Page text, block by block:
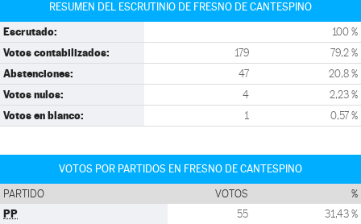
RESUMEN DEL ESCRUTINIO DE FRESNO DE CANTESPINO
Escrutado: 100 %
Votos contabilizados: 179 79,2 %
Abstenciones: 47 20,8 %
Votos nulos: 4 2,23 %
Votos en blanco: 1 0,57 %
VOTOS POR PARTIDOS EN FRESNO DE CANTESPINO
PARTIDO VOTOS %
PP 55 31,43 %